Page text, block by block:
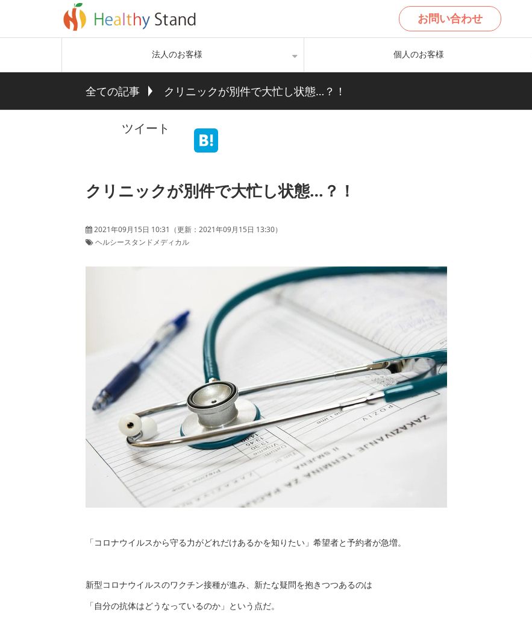
お問い合わせ
法人のお客様 個人のお客様
全ての記事 クリニックが別件で大忙し状態…？！
ツイート
クリニックが別件で大忙し状態…？！
2021年09月15日 10:31 （更新： 2021年09月15日 13:30）
ヘルシースタンドメディカル
「コロナウイルスから守る力がどれだけあるかを知りたい」希望者と予約者が急増。
新型コロナウイルスのワクチン接種が進み、新たな疑問を抱きつつあるのは
「自分の抗体はどうなっているのか」という点だ。